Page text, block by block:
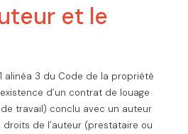
et le
1 alinéa 3 du Code de la propriété
d’un contrat de louage
de travail) conclu avec un auteur
droits de l’auteur (prestataire ou